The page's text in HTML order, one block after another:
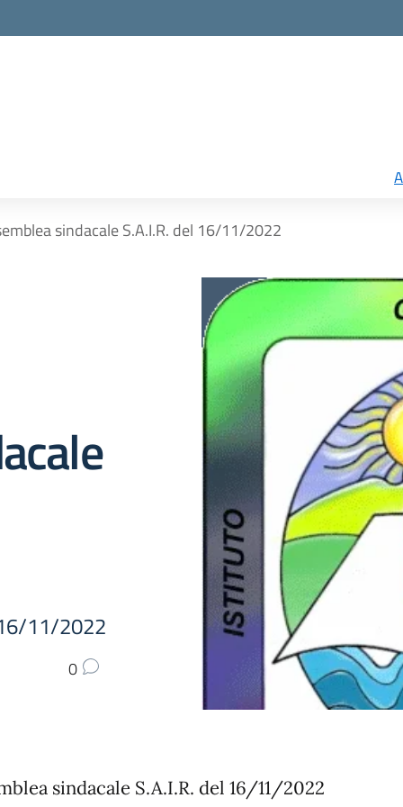
sindacale S.A.I.R. del 16/11/2022
11/2022
0
sindacale S.A.I.R. del 16/11/2022